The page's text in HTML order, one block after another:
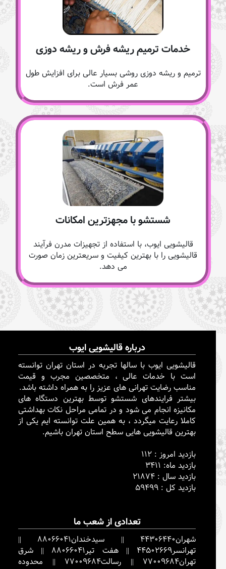
خدمات ترمیم ریشه فرش و ریشه دوزی
ترمیم و ریشه دوزی روشی بسیار عالی برای افزایش طول
عمر فرش است.
شستشو با مجهزترین امکانات
قالیشویی ایوب، با استفاده از تجهیزات مدرن فرآیند
قالیشویی را با بهترین کیفیت و سریعترین زمان صورت
می دهد.
درباره قالیشویی ایوب
قالیشویی ایوب با سالها تجربه در استان تهران توانسته
است با خدمات عالی ، متخصصین مجرب و قیمت
مناسب رضایت تهرانی های عزیز را به همراه داشته باشد.
بیشتر فرایندهای شستشو توسط بهترین دستگاه های
مکانیزه انجام می شود و در تمامی مراحل نکات بهداشتی
کاملا رعایت میگردد ، به همین علت توانسته ایم یکی از
بهترین قالیشویی هایی سطح استان تهران باشیم.
بازدید امروز : 112
بازدید ماه: 3411
بازدید سال : 21874
بازدید کل : 59499
تعدادی از شعب ما
شهران44306440
|| سیدخندان88066041
||
تهرانسر44502669
||هفت تیر88066041
|| شرق
تهران77009684
|| رسالت77009684
|| محدوده